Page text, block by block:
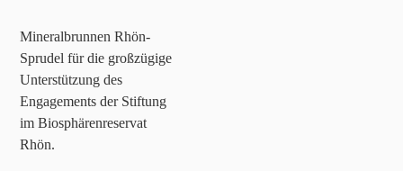
Mineralbrunnen Rhön-
Sprudel für die großzügige
Unterstützung des
Engagements der Stiftung
im Biosphärenreservat
Rhön.